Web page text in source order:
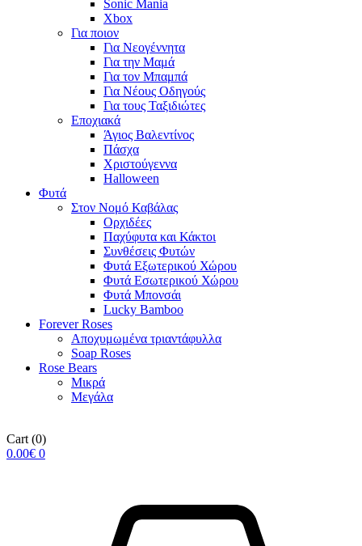
Sonic Mania
Xbox
Για ποιον
Για Νεογέννητα
Για την Μαμά
Για τον Μπαμπά
Για Νέους Οδηγούς
Για τους Ταξιδιώτες
Εποχιακά
Άγιος Βαλεντίνος
Πάσχα
Χριστούγεννα
Halloween
Φυτά
Στον Νομό Καβάλας
Ορχιδέες
Παχύφυτα και Κάκτοι
Συνθέσεις Φυτών
Φυτά Εξωτερικού Χώρου
Φυτά Εσωτερικού Χώρου
Φυτά Μπονσάι
Lucky Bamboo
Forever Roses
Αποχυμωμένα τριαντάφυλλα
Soap Roses
Rose Βears
Μικρά
Μεγάλα
Cart (0)
0.00€ 0